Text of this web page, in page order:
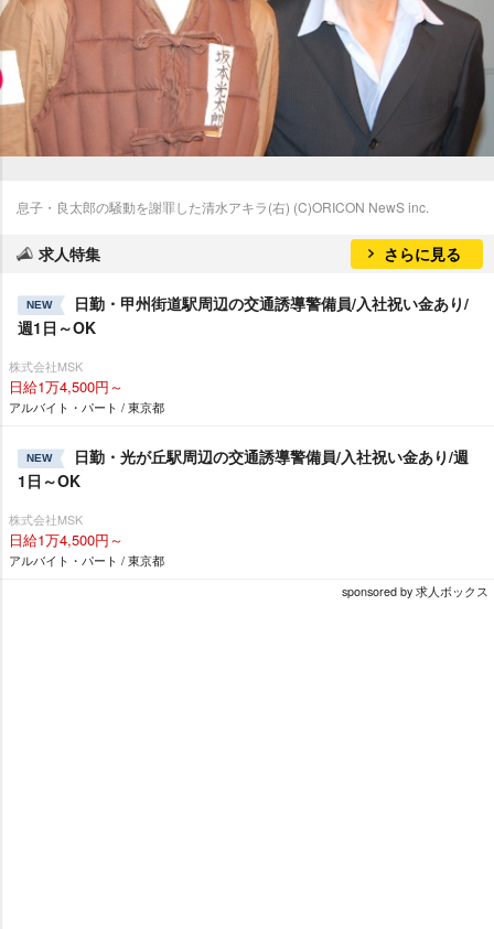
息子・良太郎の騒動を謝罪した清水アキラ(右) (C)ORICON NewS inc.
求人特集 さらに見る
NEW
日勤・甲州街道駅周辺の交通誘導警備員/入社祝い金あり/
週1日～OK
株式会社MSK
日給1万4,500円～
アルバイト・パート / 東京都
NEW
日勤・光が丘駅周辺の交通誘導警備員/入社祝い金あり/週
1日～OK
株式会社MSK
日給1万4,500円～
アルバイト・パート / 東京都
sponsored by 求人ボックス